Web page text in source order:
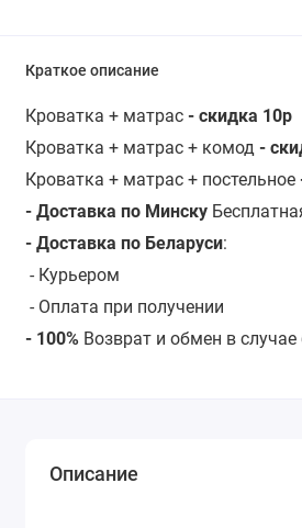
Краткое описание
Кроватка + матрас - скидка 10р
Кроватка + матрас + комод -
Кроватка + матрас + постельное
- Доставка по Минску
- Доставка по Беларуси:
- Курьером
- Оплата при получении
- 100% Возврат и обмен в случае
Описание